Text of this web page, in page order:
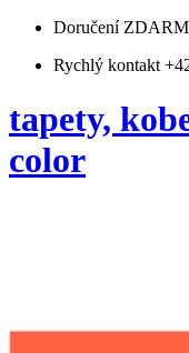
Doručení
Rychlý kontakt
tapety,
color